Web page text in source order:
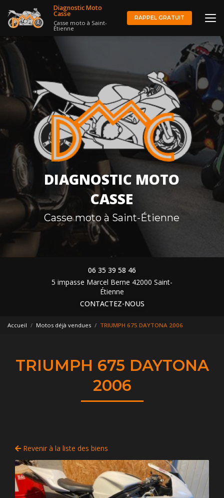
au
contenu
Diagnostic Moto
Casse
Casse moto à Saint-
Étienne
RAPPEL GRATUIT
DIAGNOSTIC MOTO
CASSE
Casse moto à Saint-Étienne
06 35 39 58 46
5 impasse Marcel Berne 42000 Saint-
Étienne
CONTACTEZ-NOUS
Accueil Motos déjà vendues TRIUMPH 675 DAYTONA 2006
TRIUMPH 675 DAYTONA
2006
Revenir à la liste des biens